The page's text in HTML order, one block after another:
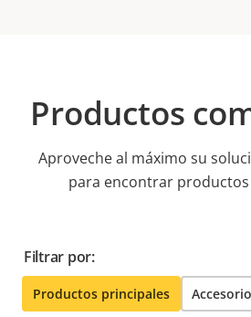
Productos
Aproveche al máximo su
para encontrar
Filtrar por:
Productos principales